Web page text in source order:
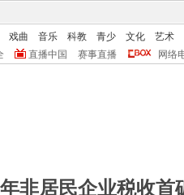
戏曲 音乐 科教 青少 文化
艺术
直播中国 赛事直播 网络
非居民企业税收首